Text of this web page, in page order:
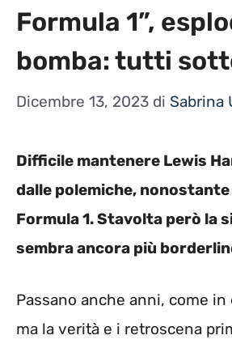
Formula 1”,
bomba: tutti
Dicembre 13, 2023 di Sabrina
Difficile mantenere Lewis
dalle polemiche,
Formula 1. Stavolta però la
sembra ancora più
Passano anche anni, come in
ma la verità e i retroscena